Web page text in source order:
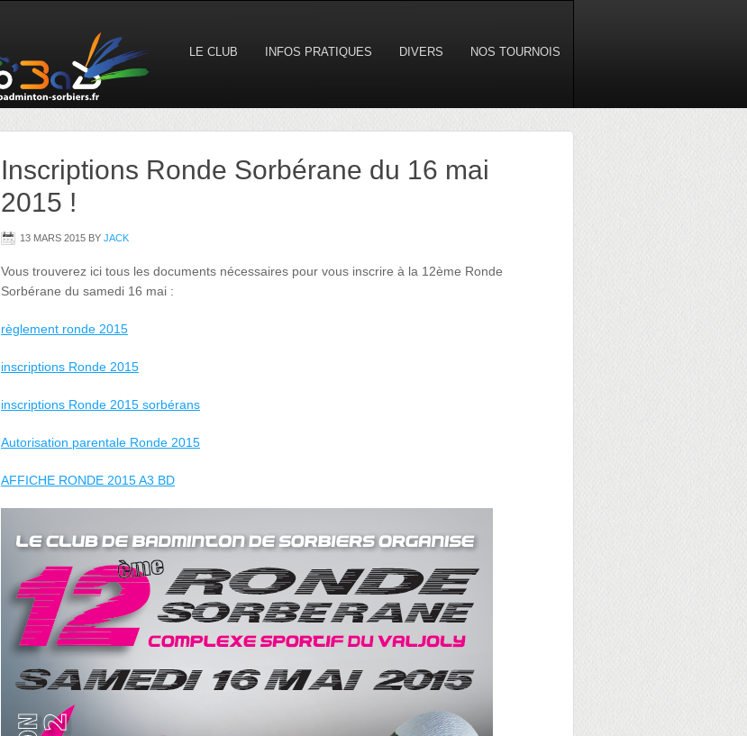
LE CLUB INFOS PRATIQUES DIVERS NOS TOURNOIS
Inscriptions Ronde Sorbérane du 16 mai
2015 !
13 MARS 2015 BY JACK
Vous trouverez ici tous les documents nécessaires pour vous inscrire à la 12ème Ronde
Sorbérane du samedi 16 mai :
règlement ronde 2015
inscriptions Ronde 2015
inscriptions Ronde 2015 sorbérans
Autorisation parentale Ronde 2015
AFFICHE RONDE 2015 A3 BD